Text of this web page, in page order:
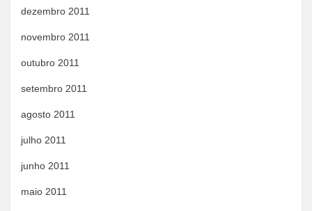
dezembro 2011
novembro 2011
outubro 2011
setembro 2011
agosto 2011
julho 2011
junho 2011
maio 2011